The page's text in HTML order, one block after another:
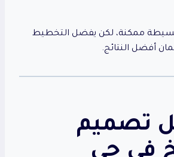
ممكنة، لكن يفضل التخطيط
أفضل النتائج.
تصميم
في حي